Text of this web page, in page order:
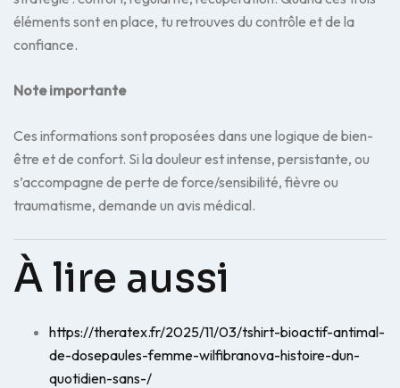
éléments sont en place, tu retrouves du contrôle et de la
confiance.
Note importante
Ces informations sont proposées dans une logique de bien-
être et de confort. Si la douleur est intense, persistante, ou
s’accompagne de perte de force/sensibilité, fièvre ou
traumatisme, demande un avis médical.
À lire aussi
https://theratex.fr/2025/11/03/tshirt-bioactif-antimal-
de-dosepaules-femme-wilfibranova-histoire-dun-
quotidien-sans-/